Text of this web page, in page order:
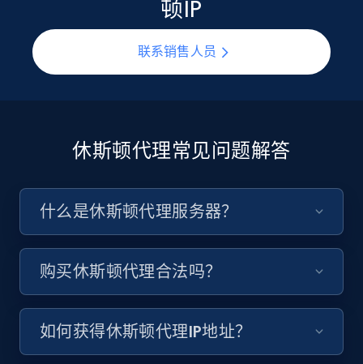
顿IP
联系销售人员
休斯顿代理常见问题解答
什么是休斯顿代理服务器？
购买休斯顿代理合法吗？
如何获得休斯顿代理IP地址？